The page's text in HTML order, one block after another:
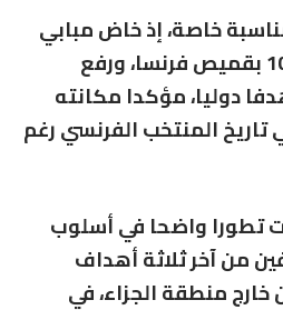
خاصة، إذ خاض مبابي
مباراته الدولية رقم 100 بقميص فرنسا، ورفع
رصيده إلى 60 هدفا دوليا، مؤكدا مكانته
تاريخ المنتخب الفرنسي رغم
تطورا واضحا في أسلوب
من آخر ثلاثة أهداف
منطقة الجزاء، في